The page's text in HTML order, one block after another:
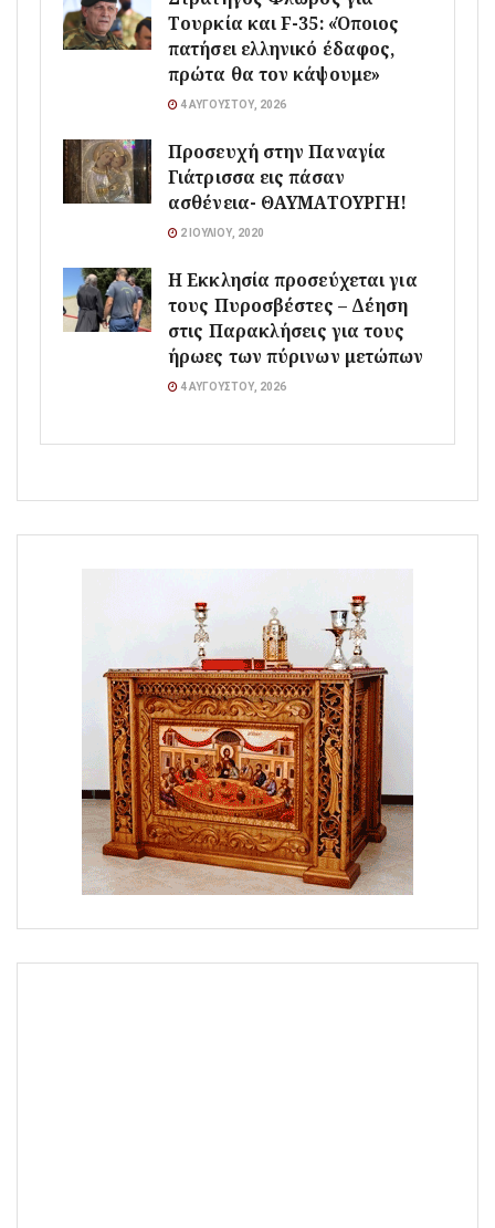
Τουρκία και F-35: «Όποιος
πατήσει ελληνικό έδαφος,
πρώτα θα τον κάψουμε»
4 ΑΥΓΟΎΣΤΟΥ, 2026
Προσευχή στην Παναγία
Γιάτρισσα εις πάσαν
ασθένεια- ΘΑΥΜΑΤΟΥΡΓΗ!
2 ΙΟΥΛΊΟΥ, 2020
Η Εκκλησία προσεύχεται για
τους Πυροσβέστες – Δέηση
στις Παρακλήσεις για τους
ήρωες των πύρινων μετώπων
4 ΑΥΓΟΎΣΤΟΥ, 2026